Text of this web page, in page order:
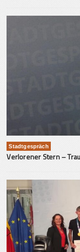
Stadtgespräch
Verlorener Stern –